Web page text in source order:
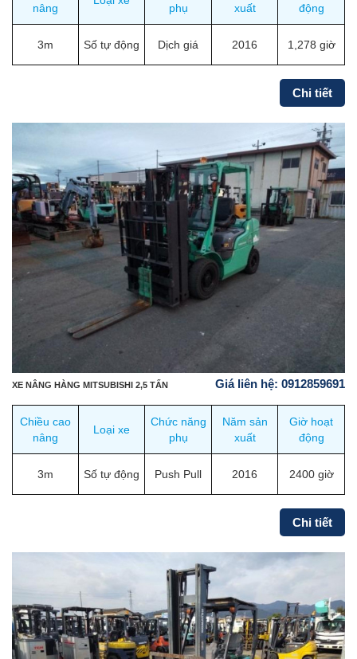
nâng phụ xuất động
3m Số tự động Dịch giá 2016 1,278 giờ
Chi tiết
XE NÂNG HÀNG MITSUBISHI 2,5 TẤN Giá liên hệ: 0912859691
Chiều cao
nâng
Loại xe
Chức năng
phụ
Năm sản
xuất
Giờ hoạt
động
3m Số tự động Push Pull 2016 2400 giờ
Chi tiết